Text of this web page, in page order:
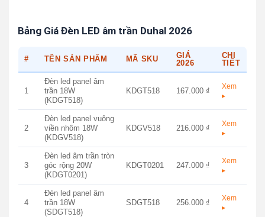
Bảng Giá Đèn LED âm trần Duhal 2026
# TÊN SẢN PHẨM MÃ SKU
GIÁ
2026
CHI
TIẾT
1
Đèn led panel âm
trần 18W
(KDGT518)
KDGT518 167.000 ₫
Xem
▸
2
Đèn led panel vuông
viền nhôm 18W
(KDGV518)
KDGV518 216.000 ₫
Xem
▸
3
Đèn led âm trần tròn
góc rộng 20W
(KDGT0201)
KDGT0201 247.000 ₫
Xem
▸
4
Đèn led panel âm
trần 18W
(SDGT518)
SDGT518 256.000 ₫
Xem
▸